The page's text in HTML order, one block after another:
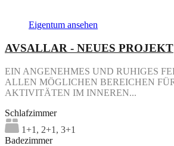
Eigentum ansehen
AVSALLAR - NEUES PROJEKT
EIN ANGENEHMES UND RUHIGES
ALLEN MÖGLICHEN BEREICHEN
AKTIVITÄTEN IM INNEREN...
Schlafzimmer
1+1, 2+1, 3+1
Badezimmer